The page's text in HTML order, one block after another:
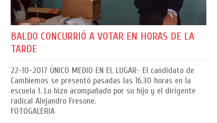
BALDO CONCURRIÓ A VOTAR EN HORAS DE LA
TARDE
22-10-2017 ÚNICO MEDIO EN EL LUGAR- El candidato de
Cambiemos se presentó pasadas las 16.30 horas en la
escuela 1. Lo hizo acompañado por su hijo y el dirigente
radical Alejandro Fresone.
FOTOGALERIA